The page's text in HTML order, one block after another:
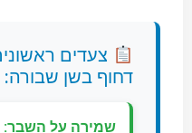
צעדים
דחוף בשן שבורה:
שמירה על השבר: